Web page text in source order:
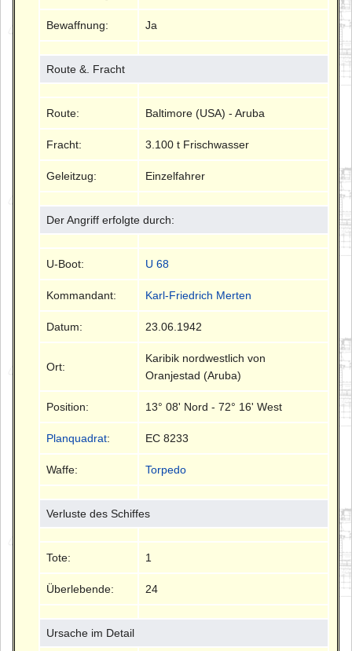
Bewaffnung: Ja
Route &. Fracht
Route: Baltimore (USA) - Aruba
Fracht: 3.100 t Frischwasser
Geleitzug: Einzelfahrer
Der Angriff erfolgte durch:
U-Boot: U 68
Kommandant: Karl-Friedrich Merten
Datum: 23.06.1942
Ort:
Karibik nordwestlich von
Oranjestad (Aruba)
Position: 13° 08' Nord - 72° 16' West
Planquadrat: EC 8233
Waffe: Torpedo
Verluste des Schiffes
Tote: 1
Überlebende: 24
Ursache im Detail